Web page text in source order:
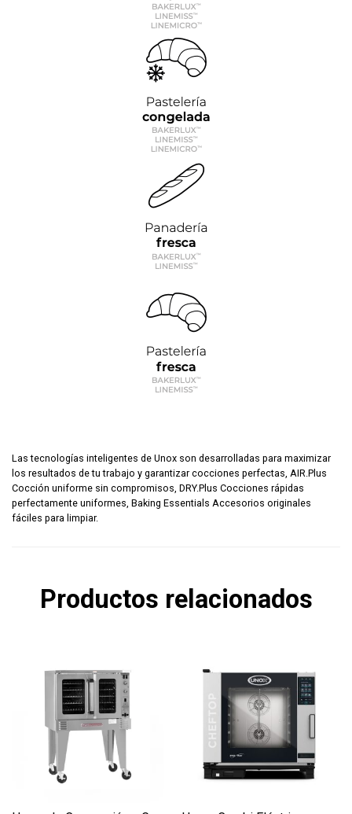
Las tecnologías inteligentes de Unox son desarrolladas para maximizar
los resultados de tu trabajo y garantizar cocciones perfectas, AIR.Plus
Cocción uniforme sin compromisos, DRY.Plus Cocciones rápidas
perfectamente uniformes, Baking Essentials Accesorios originales
fáciles para limpiar.
Productos relacionados